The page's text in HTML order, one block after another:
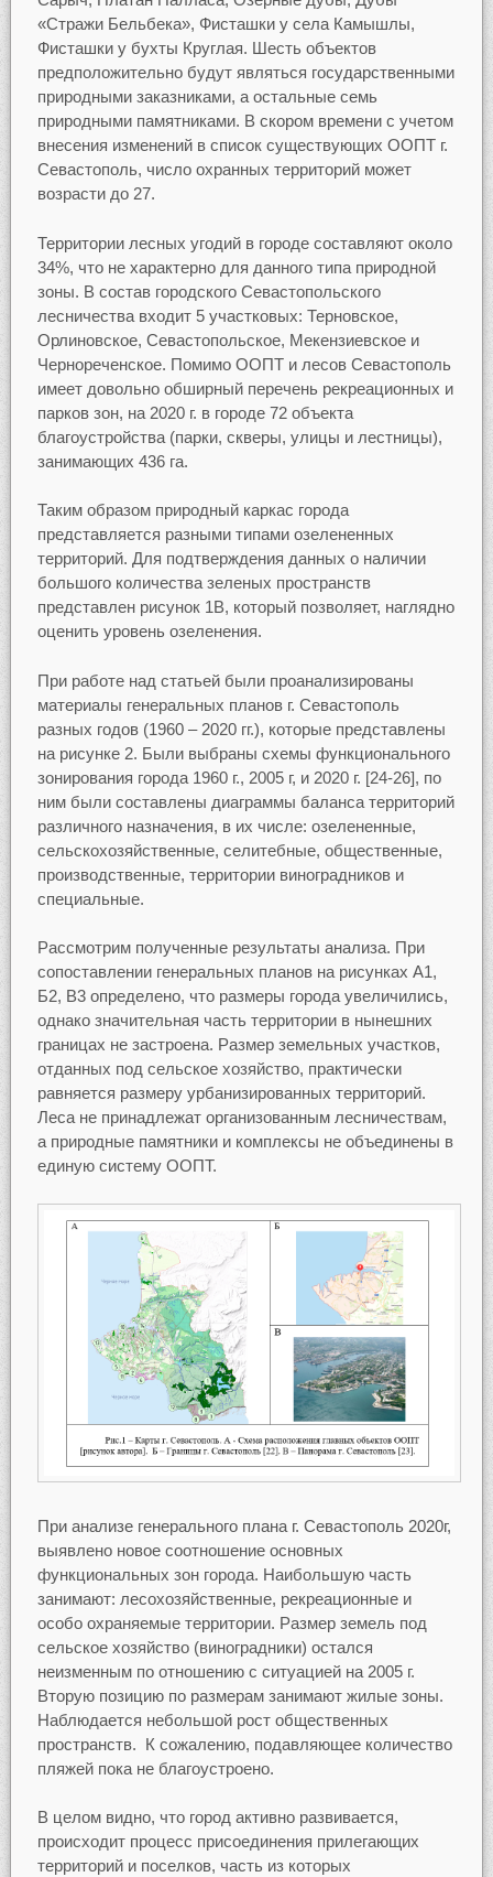
«Стражи Бельбека», Фисташки у села Камышлы,
Фисташки у бухты Круглая. Шесть объектов
предположительно будут являться государственными
природными заказниками, а остальные семь
природными памятниками. В скором времени с учетом
внесения изменений в список существующих ООПТ г.
Севастополь, число охранных территорий может
возрасти до 27.
Территории лесных угодий в городе составляют около
34%, что не характерно для данного типа природной
зоны. В состав городского Севастопольского
лесничества входит 5 участковых: Терновское,
Орлиновское, Севастопольское, Мекензиевское и
Чернореченское. Помимо ООПТ и лесов Севастополь
имеет довольно обширный перечень рекреационных и
парков зон, на 2020 г. в городе 72 объекта
благоустройства (парки, скверы, улицы и лестницы),
занимающих 436 га.
Таким образом природный каркас города
представляется разными типами озелененных
территорий. Для подтверждения данных о наличии
большого количества зеленых пространств
представлен рисунок 1В, который позволяет, наглядно
оценить уровень озеленения.
При работе над статьей были проанализированы
материалы генеральных планов г. Севастополь
разных годов (1960 – 2020 гг.), которые представлены
на рисунке 2. Были выбраны схемы функционального
зонирования города 1960 г., 2005 г, и 2020 г. [24-26], по
ним были составлены диаграммы баланса территорий
различного назначения, в их числе: озелененные,
сельскохозяйственные, селитебные, общественные,
производственные, территории виноградников и
специальные.
Рассмотрим полученные результаты анализа. При
сопоставлении генеральных планов на рисунках А1,
Б2, В3 определено, что размеры города увеличились,
однако значительная часть территории в нынешних
границах не застроена. Размер земельных участков,
отданных под сельское хозяйство, практически
равняется размеру урбанизированных территорий.
Леса не принадлежат организованным лесничествам,
а природные памятники и комплексы не объединены в
единую систему ООПТ.
При анализе генерального плана г. Севастополь 2020г,
выявлено новое соотношение основных
функциональных зон города. Наибольшую часть
занимают: лесохозяйственные, рекреационные и
особо охраняемые территории. Размер земель под
сельское хозяйство (виноградники) остался
неизменным по отношению с ситуацией на 2005 г.
Вторую позицию по размерам занимают жилые зоны.
Наблюдается небольшой рост общественных
пространств. К сожалению, подавляющее количество
пляжей пока не благоустроено.
В целом видно, что город активно развивается,
происходит процесс присоединения прилегающих
территорий и поселков, часть из которых